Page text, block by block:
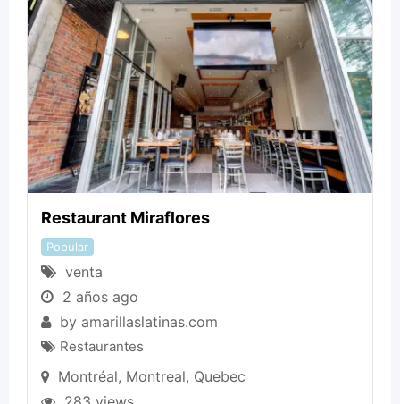
Restaurant Miraflores
Popular
venta
2 años ago
by amarillaslatinas.com
Restaurantes
Montréal, Montreal, Quebec